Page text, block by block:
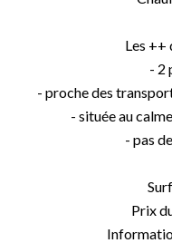
Les ++
- 2
- proche des
- située au
- pas
Prix